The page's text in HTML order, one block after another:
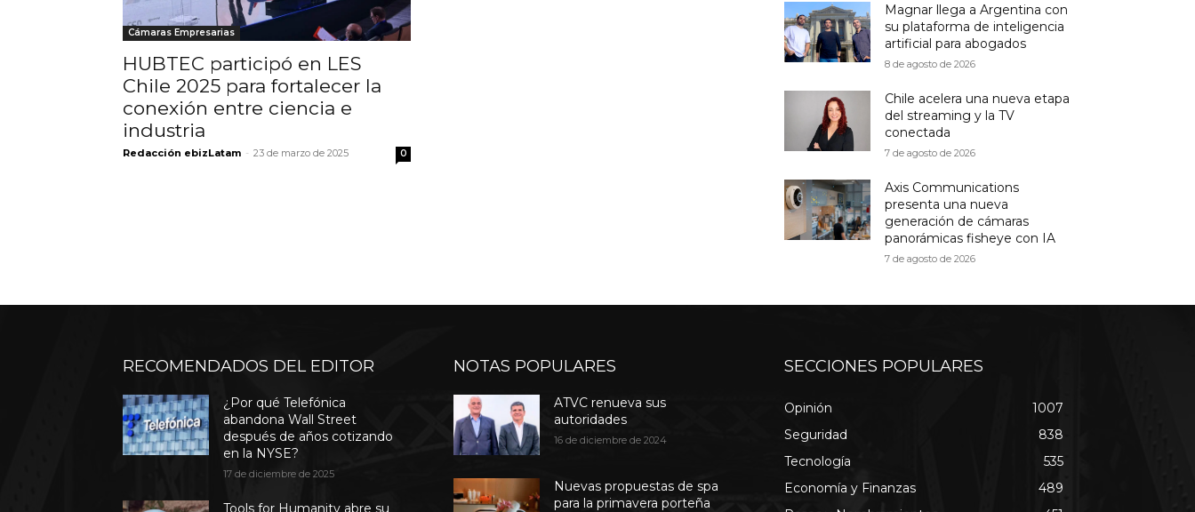
Cámaras Empresarias
HUBTEC participó en LES
Chile 2025 para fortalecer la
conexión entre ciencia e
industria
Redacción ebizLatam - 23 de marzo de 2025 0
Magnar llega a Argentina con
su plataforma de inteligencia
artificial para abogados
8 de agosto de 2026
Chile acelera una nueva etapa
del streaming y la TV
conectada
7 de agosto de 2026
Axis Communications
presenta una nueva
generación de cámaras
panorámicas fisheye con IA
7 de agosto de 2026
RECOMENDADOS DEL EDITOR
¿Por qué Telefónica
abandona Wall Street
después de años cotizando
en la NYSE?
17 de diciembre de 2025
Tools for Humanity abre su
NOTAS POPULARES
ATVC renueva sus
autoridades
16 de diciembre de 2024
Nuevas propuestas de spa
para la primavera porteña
SECCIONES POPULARES
Opinión
1007
Seguridad
838
Tecnología
535
Economía y Finanzas
489